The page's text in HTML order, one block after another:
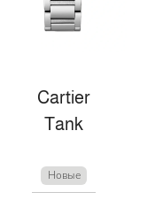
Cartier
Tank
Новые